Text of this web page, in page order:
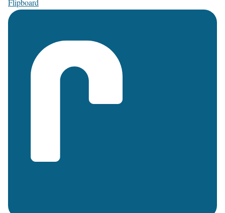
Flipboard